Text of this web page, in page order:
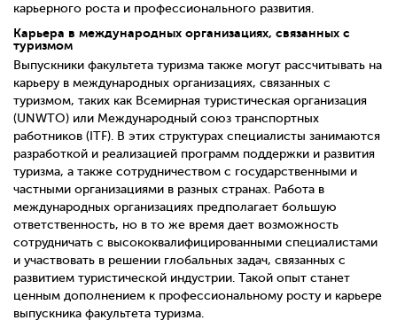
карьерного роста и профессионального развития.
Карьера в международных организациях, связанных с
туризмом
Выпускники факультета туризма также могут рассчитывать на
карьеру в международных организациях, связанных с
туризмом, таких как Всемирная туристическая организация
(UNWTO) или Международный союз транспортных
работников (ITF). В этих структурах специалисты занимаются
разработкой и реализацией программ поддержки и развития
туризма, а также сотрудничеством с государственными и
частными организациями в разных странах. Работа в
международных организациях предполагает большую
ответственность, но в то же время дает возможность
сотрудничать с высококвалифицированными специалистами
и участвовать в решении глобальных задач, связанных с
развитием туристической индустрии. Такой опыт станет
ценным дополнением к профессиональному росту и карьере
выпускника факультета туризма.